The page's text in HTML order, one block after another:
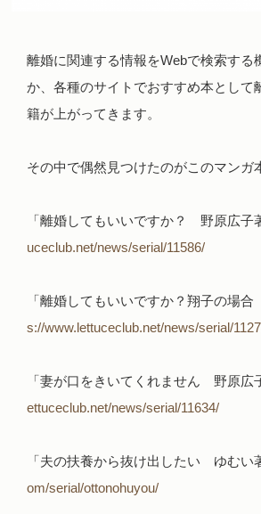
離婚に関連する情報をWebで検索する
か、各種のサイトでおすすめ本として
籍が上がってきます。
その中で偶然見つけたのがこのマンガ
「離婚してもいいですか？ 野原広子
uceclub.net/news/serial/11586/
「離婚してもいいですか？翔子の場
s://www.lettuceclub.net/news/serial/
「妻が口をきいてくれません 野原広
ettuceclub.net/news/serial/11634/
「夫の扶養から抜け出したい ゆむい
om/serial/ottonohuyou/